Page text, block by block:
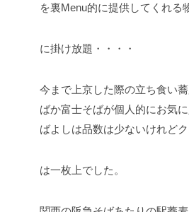
を裏Menu的に提供してくれる
に掛け放題・・・・
今まで上京した際の立ち食い
ばか富士そばが個人的にお気
ばよしは品数は少ないけれど
は一枚上でした。